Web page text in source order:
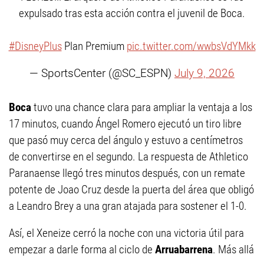
expulsado tras esta acción contra el juvenil de Boca.
#DisneyPlusPlan Premium pic.twitter.com/wwbsVdYMkk
— SportsCenter (@SC_ESPN) July 9, 2026
Bocatuvo una chance clara para ampliar la ventaja a los
17 minutos, cuando Ángel Romero ejecutó un tiro libre
que pasó muy cerca del ángulo y estuvo a centímetros
de convertirse en el segundo. La respuesta de Athletico
Paranaense llegó tres minutos después, con un remate
potente de Joao Cruz desde la puerta del área que obligó
a Leandro Brey a una gran atajada para sostener el 1-0.
Así, el Xeneize cerró la noche con una victoria útil para
empezar a darle forma al ciclo de Arruabarrena. Más allá